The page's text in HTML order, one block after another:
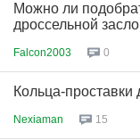
Можно ли
дроссельной
Falcon2003 0
Кольца-проставки
Nexiaman 15